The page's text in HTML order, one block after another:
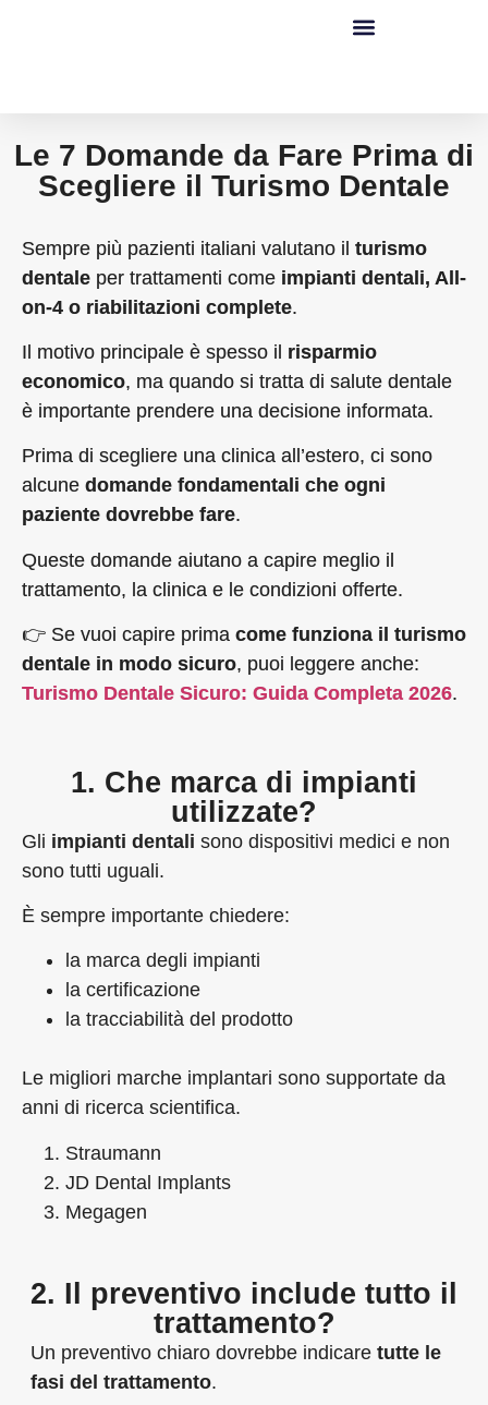
Le 7 Domande da Fare Prima di
Scegliere il Turismo Dentale
Sempre più pazienti italiani valutano il turismo
dentale per trattamenti come impianti dentali, All-
on-4 o riabilitazioni complete.
Il motivo principale è spesso il risparmio
economico, ma quando si tratta di salute dentale
è importante prendere una decisione informata.
Prima di scegliere una clinica all’estero, ci sono
alcune domande fondamentali che ogni
paziente dovrebbe fare.
Queste domande aiutano a capire meglio il
trattamento, la clinica e le condizioni offerte.
👉 Se vuoi capire prima come funziona il turismo
dentale in modo sicuro, puoi leggere anche:
Turismo Dentale Sicuro: Guida Completa 2026.
1. Che marca di impianti
utilizzate?
Gli impianti dentali sono dispositivi medici e non
sono tutti uguali.
È sempre importante chiedere:
la marca degli impianti
la certificazione
la tracciabilità del prodotto
Le migliori marche implantari sono supportate da
anni di ricerca scientifica.
Straumann
JD Dental Implants
Megagen
2. Il preventivo include tutto il
trattamento?
Un preventivo chiaro dovrebbe indicare tutte le
fasi del trattamento.